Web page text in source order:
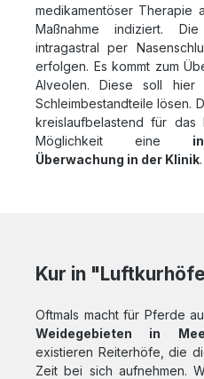
medikamentöser Therapie
Maßnahme indiziert.
intragastral per
erfolgen. Es kommt zum
Alveolen. Diese soll hier
Schleimbestandteile lösen.
kreislaufbelastend für
Möglichkeit eine
Überwachung in der Klinik.
Kur in
Oftmals macht für Pferde
Weidegebieten in
existieren Reiterhöfe, die
Zeit bei sich aufnehmen.